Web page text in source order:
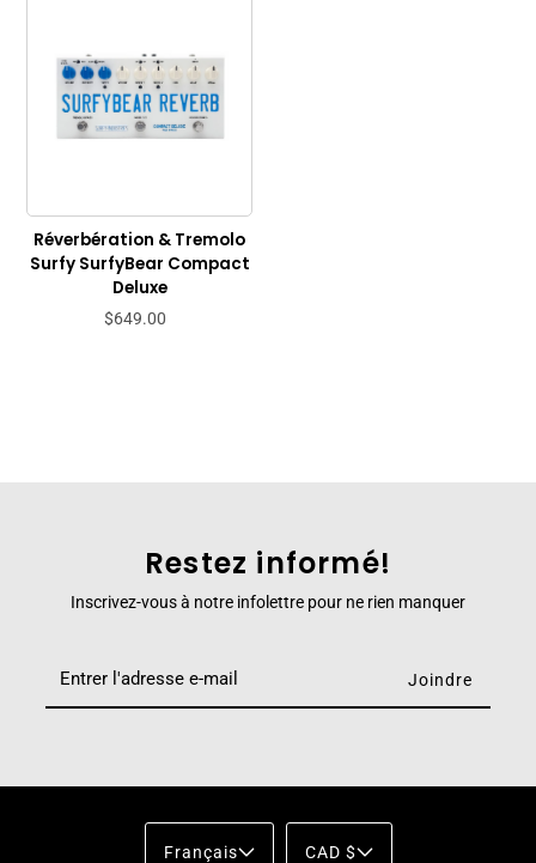
Réverbération & Tremolo
Surfy SurfyBear Compact
Deluxe
$649.00
Restez informé!
Inscrivez-vous à notre infolettre pour ne rien manquer
Français CAD $